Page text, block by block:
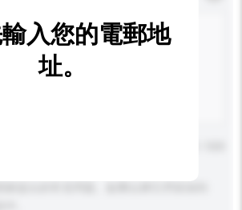
入您的電郵地
址。